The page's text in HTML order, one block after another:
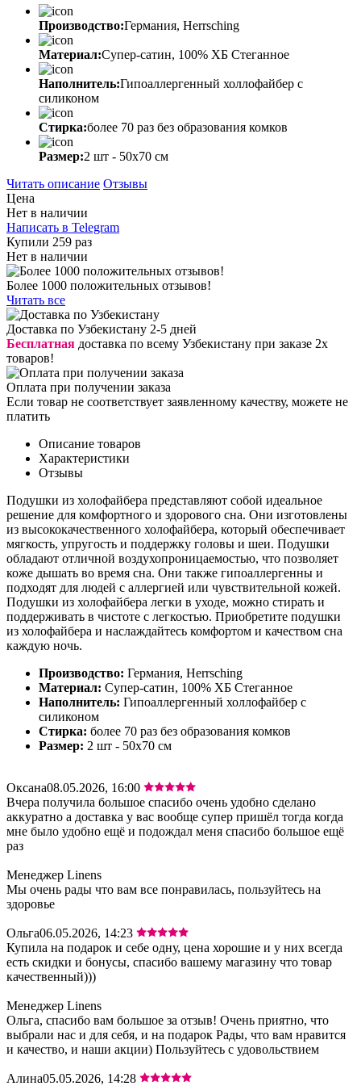
Производство:Германия, Herrsching
Материал:Супер-сатин, 100% ХБ Стеганное
Наполнитель:Гипоаллергенный холлофайбер с
силиконом
Стирка:более 70 раз без образования комков
Размер:2 шт - 50х70 см
Читать описание Отзывы
Цена
Нет в наличии
Написать в Telegram
Купили 259 раз
Нет в наличии
Более 1000 положительных отзывов!
Читать все
Доставка по Узбекистану 2-5 дней
Бесплатная доставка по всему Узбекистану при заказе 2х
товаров!
Оплата при получении заказа
Если товар не соответствует заявленному качеству, можете не
платить
Описание товаров
Характеристики
Отзывы
Подушки из холофайбера представляют собой идеальное
решение для комфортного и здорового сна. Они изготовлены
из высококачественного холофайбера, который обеспечивает
мягкость, упругость и поддержку головы и шеи. Подушки
обладают отличной воздухопроницаемостью, что позволяет
коже дышать во время сна. Они также гипоаллергенны и
подходят для людей с аллергией или чувствительной кожей.
Подушки из холофайбера легки в уходе, можно стирать и
поддерживать в чистоте с легкостью. Приобретите подушки
из холофайбера и наслаждайтесь комфортом и качеством сна
каждую ночь.
Производство: Германия, Herrsching
Материал: Супер-сатин, 100% ХБ Стеганное
Наполнитель: Гипоаллергенный холлофайбер с
силиконом
Стирка: более 70 раз без образования комков
Размер: 2 шт - 50х70 см
Оксана08.05.2026, 16:00
Вчера получила большое спасибо очень удобно сделано
аккуратно а доставка у вас вообще супер пришёл тогда когда
мне было удобно ещё и подождал меня спасибо большое ещё
раз
Менеджер Linens
Мы очень рады что вам все понравилась, пользуйтесь на
здоровье
Ольга06.05.2026, 14:23
Купила на подарок и себе одну, цена хорошие и у них всегда
есть скидки и бонусы, спасибо вашему магазину что товар
качественный)))
Менеджер Linens
Ольга, спасибо вам большое за отзыв! Очень приятно, что
выбрали нас и для себя, и на подарок Рады, что вам нравится
и качество, и наши акции) Пользуйтесь с удовольствием
Алина05.05.2026, 14:28